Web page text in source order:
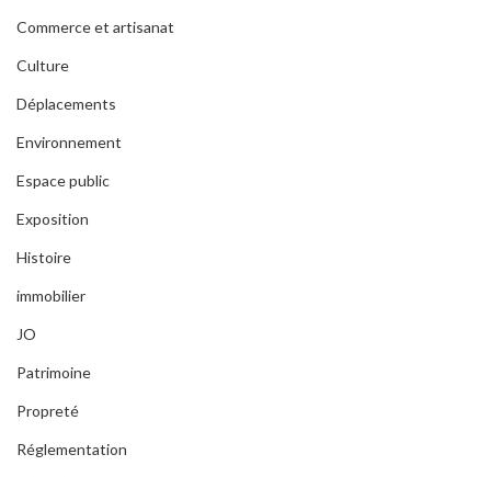
Commerce et artisanat
Culture
Déplacements
Environnement
Espace public
Exposition
Histoire
immobilier
JO
Patrimoine
Propreté
Réglementation